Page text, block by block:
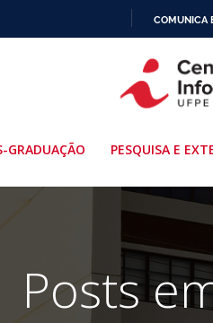
O
COMUNICA
GRADUAÇÃO PESQUISA E
Posts